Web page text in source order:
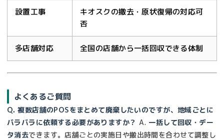
設置工事
キオスクの撤去・原状復帰の対応可
否
多店舗対応 全国の店舗から一括回収できる体制
よくあるご質問
Q. 複数店舗のPOSをまとめて廃棄したいのですが、地域ごとに
バラバラに依頼する必要がありますか？ A. 一括して回収・デー
タ消去できます。店舗ごとの実施日や搬出時間を合わせて調整し